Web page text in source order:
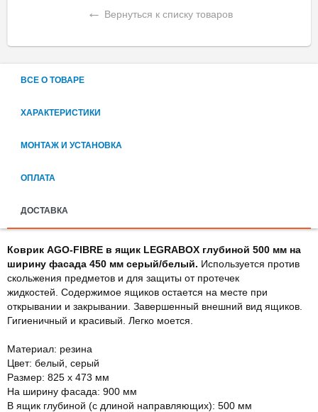
← Вернуться к списку товаров
ВСЕ О ТОВАРЕ
ХАРАКТЕРИСТИКИ
МОНТАЖ И УСТАНОВКА
ОПЛАТА
ДОСТАВКА
Коврик AGO-FIBRE в ящик LEGRABOX глубиной 500 мм на
ширину фасада 450 мм серый/белый. Используется против
скольжения предметов и для защиты от протечек
жидкостей. Содержимое ящиков остается на месте при
открывании и закрывании. Завершенный внешний вид ящиков.
Гигиеничный и красивый. Легко моется.
Материал: резина
Цвет: белый, серый
Размер: 825 х 473 мм
На ширину фасада: 900 мм
В ящик глубиной (с длиной направляющих): 500 мм